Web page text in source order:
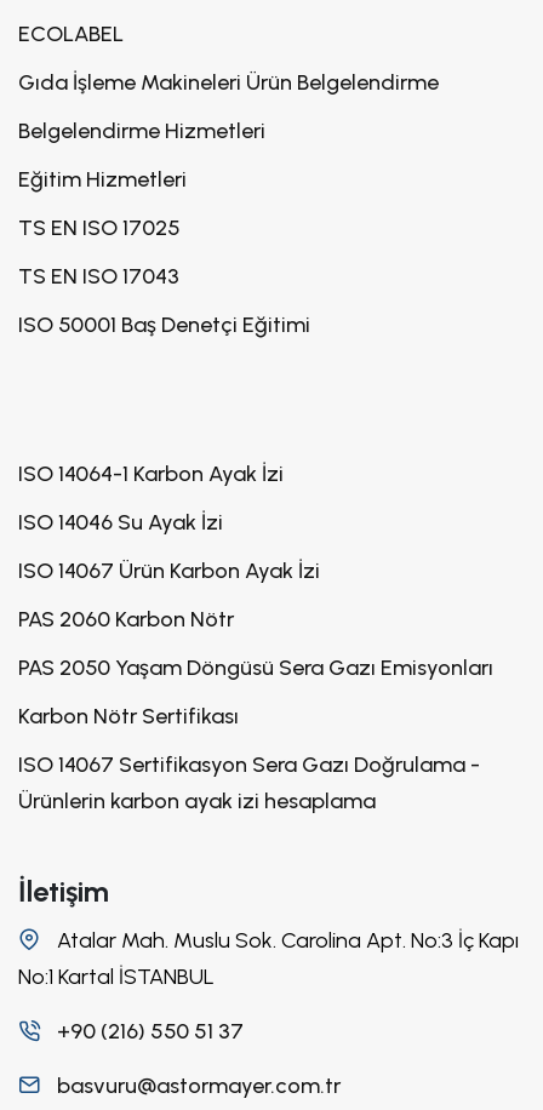
ECOLABEL
Gıda İşleme Makineleri Ürün Belgelendirme
Belgelendirme Hizmetleri
Eğitim Hizmetleri
TS EN ISO 17025
TS EN ISO 17043
ISO 50001 Baş Denetçi Eğitimi
ISO 14064-1 Karbon Ayak İzi
ISO 14046 Su Ayak İzi
ISO 14067 Ürün Karbon Ayak İzi
PAS 2060 Karbon Nötr
PAS 2050 Yaşam Döngüsü Sera Gazı Emisyonları
Karbon Nötr Sertifikası
ISO 14067 Sertifikasyon Sera Gazı Doğrulama -
Ürünlerin karbon ayak izi hesaplama
İletişim
Atalar Mah. Muslu Sok. Carolina Apt. No:3 İç Kapı
No:1 Kartal İSTANBUL
+90 (216) 550 51 37
basvuru@astormayer.com.tr